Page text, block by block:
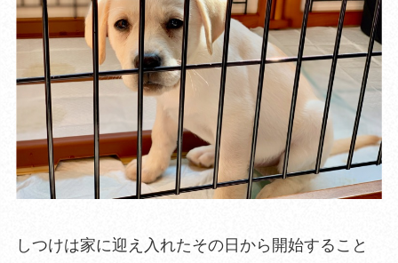
しつけは家に迎え入れたその日から開始すること